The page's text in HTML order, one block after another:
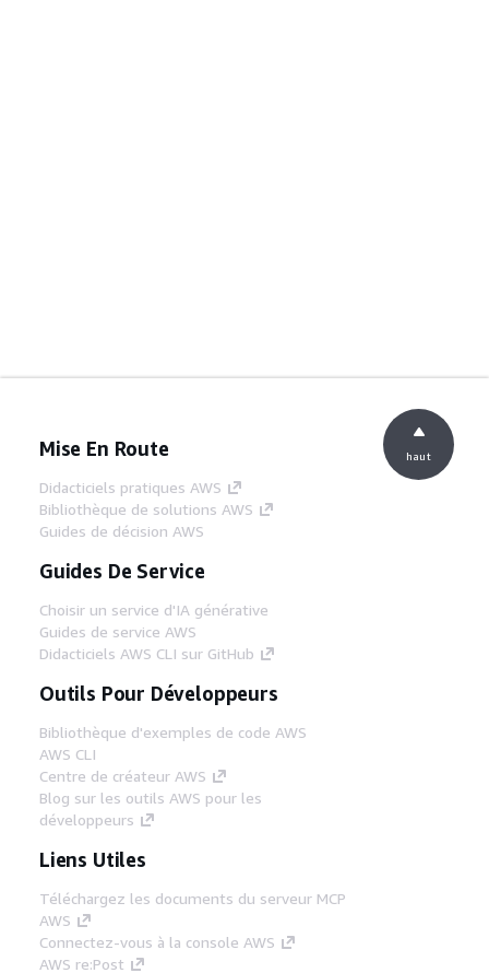
Mise En Route
Didacticiels pratiques AWS
Bibliothèque de solutions AWS
Guides de décision AWS
Guides De Service
Choisir un service d'IA générative
Guides de service AWS
Didacticiels AWS CLI sur GitHub
Outils Pour Développeurs
Bibliothèque d'exemples de code AWS
AWS CLI
Centre de créateur AWS
Blog sur les outils AWS pour les
développeurs
Liens Utiles
Téléchargez les documents du serveur MCP
AWS
Connectez-vous à la console AWS
AWS re:Post
haut